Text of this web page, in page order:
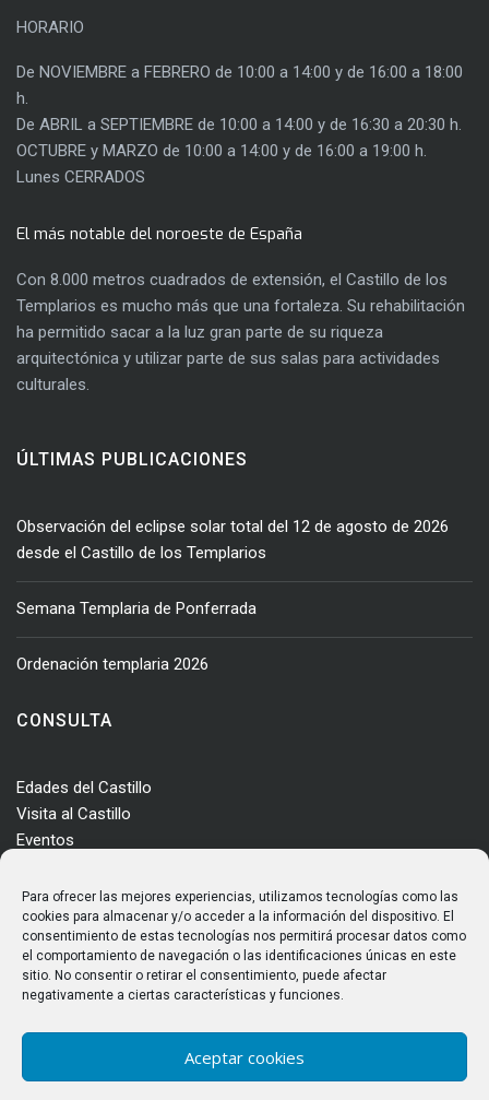
Para ofrecer las mejores experiencias, utilizamos tecnologías como las
cookies para almacenar y/o acceder a la información del dispositivo. El
consentimiento de estas tecnologías nos permitirá procesar datos como
el comportamiento de navegación o las identificaciones únicas en este
sitio. No consentir o retirar el consentimiento, puede afectar
negativamente a ciertas características y funciones.
Aceptar cookies
HORARIO
De NOVIEMBRE a FEBRERO de 10:00 a 14:00 y de 16:00 a 18:00
h.
De ABRIL a SEPTIEMBRE de 10:00 a 14:00 y de 16:30 a 20:30 h.
OCTUBRE y MARZO de 10:00 a 14:00 y de 16:00 a 19:00 h.
Lunes CERRADOS
El más notable del noroeste de España
Con 8.000 metros cuadrados de extensión, el Castillo de los
Templarios es mucho más que una fortaleza. Su rehabilitación
ha permitido sacar a la luz gran parte de su riqueza
arquitectónica y utilizar parte de sus salas para actividades
culturales.
ÚLTIMAS PUBLICACIONES
Observación del eclipse solar total del 12 de agosto de 2026
desde el Castillo de los Templarios
Semana Templaria de Ponferrada
Ordenación templaria 2026
CONSULTA
Edades del Castillo
Visita al Castillo
Eventos
Enclave
Más información
Consultas
Horarios y tarifas